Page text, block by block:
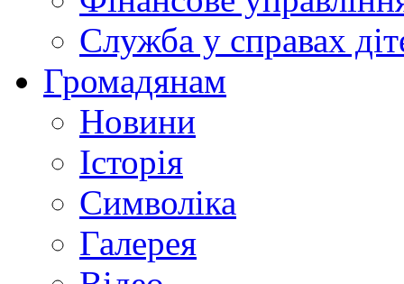
Служба у справах
Громадянам
Новини
Історія
Символіка
Галерея